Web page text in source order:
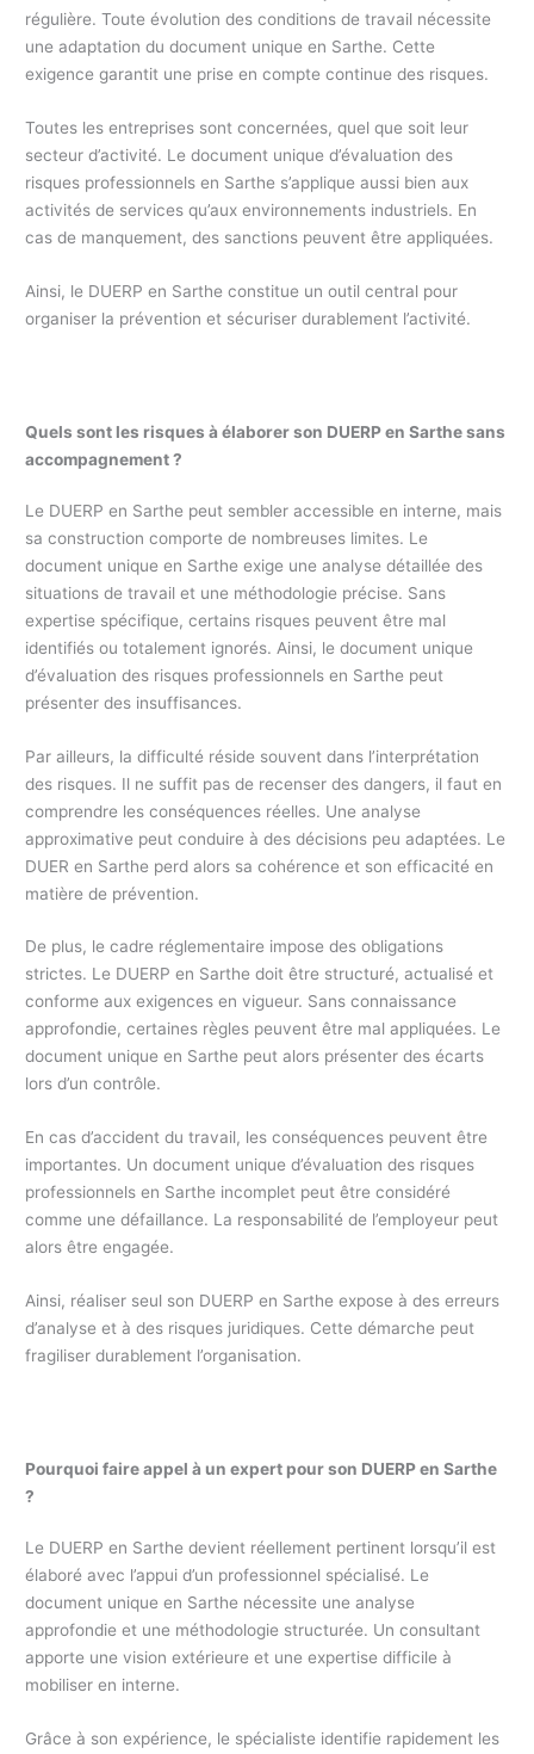
régulière. Toute évolution des conditions de travail nécessite
une adaptation du document unique en Sarthe. Cette
exigence garantit une prise en compte continue des risques.
Toutes les entreprises sont concernées, quel que soit leur
secteur d’activité. Le document unique d’évaluation des
risques professionnels en Sarthe s’applique aussi bien aux
activités de services qu’aux environnements industriels. En
cas de manquement, des sanctions peuvent être appliquées.
Ainsi, le DUERP en Sarthe constitue un outil central pour
organiser la prévention et sécuriser durablement l’activité.
Quels sont les risques à élaborer son DUERP en Sarthe sans
accompagnement ?
Le DUERP en Sarthe peut sembler accessible en interne, mais
sa construction comporte de nombreuses limites. Le
document unique en Sarthe exige une analyse détaillée des
situations de travail et une méthodologie précise. Sans
expertise spécifique, certains risques peuvent être mal
identifiés ou totalement ignorés. Ainsi, le document unique
d’évaluation des risques professionnels en Sarthe peut
présenter des insuffisances.
Par ailleurs, la difficulté réside souvent dans l’interprétation
des risques. Il ne suffit pas de recenser des dangers, il faut en
comprendre les conséquences réelles. Une analyse
approximative peut conduire à des décisions peu adaptées. Le
DUER en Sarthe perd alors sa cohérence et son efficacité en
matière de prévention.
De plus, le cadre réglementaire impose des obligations
strictes. Le DUERP en Sarthe doit être structuré, actualisé et
conforme aux exigences en vigueur. Sans connaissance
approfondie, certaines règles peuvent être mal appliquées. Le
document unique en Sarthe peut alors présenter des écarts
lors d’un contrôle.
En cas d’accident du travail, les conséquences peuvent être
importantes. Un document unique d’évaluation des risques
professionnels en Sarthe incomplet peut être considéré
comme une défaillance. La responsabilité de l’employeur peut
alors être engagée.
Ainsi, réaliser seul son DUERP en Sarthe expose à des erreurs
d’analyse et à des risques juridiques. Cette démarche peut
fragiliser durablement l’organisation.
Pourquoi faire appel à un expert pour son DUERP en Sarthe
?
Le DUERP en Sarthe devient réellement pertinent lorsqu’il est
élaboré avec l’appui d’un professionnel spécialisé. Le
document unique en Sarthe nécessite une analyse
approfondie et une méthodologie structurée. Un consultant
apporte une vision extérieure et une expertise difficile à
mobiliser en interne.
Grâce à son expérience, le spécialiste identifie rapidement les